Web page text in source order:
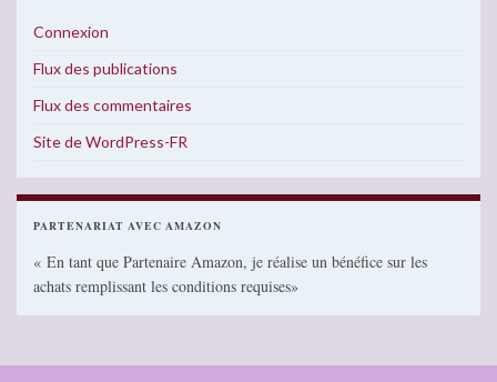
Connexion
Flux des publications
Flux des commentaires
Site de WordPress-FR
PARTENARIAT AVEC AMAZON
« En tant que Partenaire Amazon, je réalise un bénéfice sur les
achats remplissant les conditions requises»